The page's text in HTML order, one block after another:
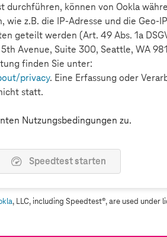
durchführen, können von Ookla
z.B. die IP-Adresse und die Geo-
geteilt werden (Art. 49 Abs. 1a
Avenue, Suite 300, Seattle, WA
finden Sie unter:
privacy. Eine Erfassung oder
statt.
Nutzungsbedingungen zu.
Speedtest starten
, LLC, including Speedtest®, are used under